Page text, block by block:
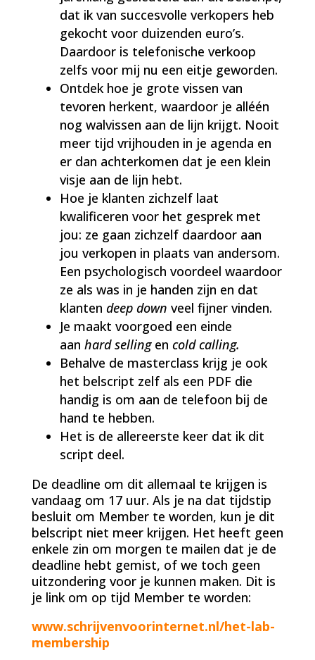
dat ik van succesvolle verkopers heb
gekocht voor duizenden euro’s.
Daardoor is telefonische verkoop
zelfs voor mij nu een eitje geworden.
Ontdek hoe je grote vissen van
tevoren herkent, waardoor je alléén
nog walvissen aan de lijn krijgt. Nooit
meer tijd vrijhouden in je agenda en
er dan achterkomen dat je een klein
visje aan de lijn hebt.
Hoe je klanten zichzelf laat
kwalificeren voor het gesprek met
jou: ze gaan zichzelf daardoor aan
jou verkopen in plaats van andersom.
Een psychologisch voordeel waardoor
ze als was in je handen zijn en dat
klanten deep down veel fijner vinden.
Je maakt voorgoed een einde
aan hard selling en cold calling.
Behalve de masterclass krijg je ook
het belscript zelf als een PDF die
handig is om aan de telefoon bij de
hand te hebben.
Het is de allereerste keer dat ik dit
script deel.
De deadline om dit allemaal te krijgen is
vandaag om 17 uur. Als je na dat tijdstip
besluit om Member te worden, kun je dit
belscript niet meer krijgen. Het heeft geen
enkele zin om morgen te mailen dat je de
deadline hebt gemist, of we toch geen
uitzondering voor je kunnen maken. Dit is
je link om op tijd Member te worden:
www.schrijvenvoorinternet.nl/het-lab-
membership